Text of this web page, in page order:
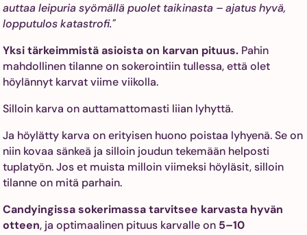
auttaa leipuria syömällä puolet taikinasta – ajatus hyvä,
lopputulos katastrofi."
Yksi tärkeimmistä asioista on karvan pituus. Pahin
mahdollinen tilanne on sokerointiin tullessa, että olet
höylännyt karvat viime viikolla.
Silloin karva on auttamattomasti liian lyhyttä.
Ja höylätty karva on erityisen huono poistaa lyhyenä. Se on
niin kovaa sänkeä ja silloin joudun tekemään helposti
tuplatyön. Jos et muista milloin viimeksi höyläsit, silloin
tilanne on mitä parhain.
Candyingissa sokerimassa tarvitsee karvasta hyvän
otteen, ja optimaalinen pituus karvalle on 5–10